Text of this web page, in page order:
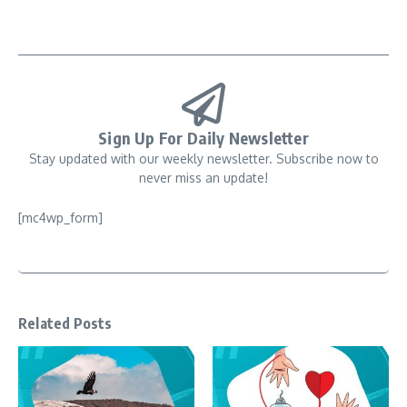
Sign Up For Daily Newsletter
Stay updated with our weekly newsletter. Subscribe now to
never miss an update!
[mc4wp_form]
Related Posts